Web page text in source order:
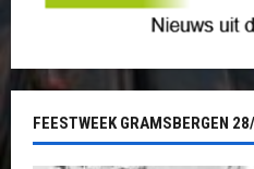
FEESTWEEK GRAMSBERGEN